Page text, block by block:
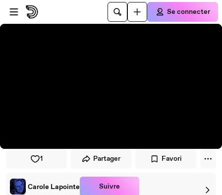
Passer au player
Passer au contenu principal
Se connecter
1 Partager Favori
Carole Lapointe Suivre